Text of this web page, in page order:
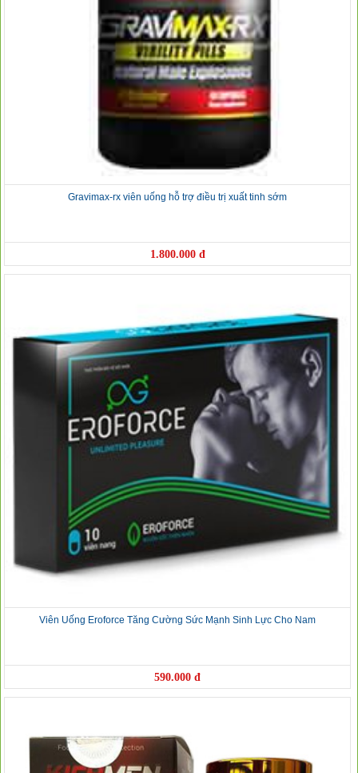
Gravimax-rx viên uống hỗ trợ điều trị xuất tinh sớm
1.800.000 đ
Viên Uống Eroforce Tăng Cường Sức Mạnh Sinh Lực Cho Nam
590.000 đ
❅